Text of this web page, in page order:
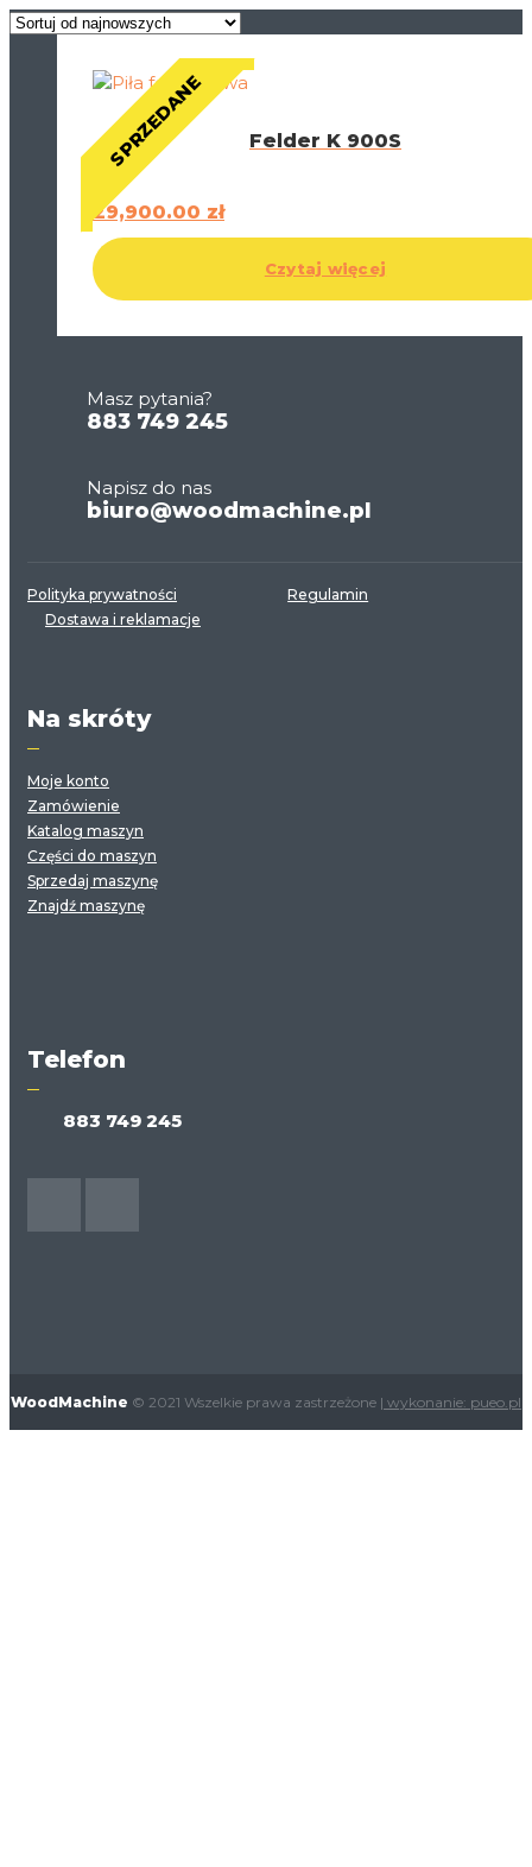
SPRZEDANE Felder K 900S
29,900.00 zł
Czytaj więcej
Masz pytania?
883 749 245
Napisz do nas
biuro@woodmachine.pl
Polityka prywatności
Regulamin
Dostawa i reklamacje
Na skróty
Moje konto
Zamówienie
Katalog maszyn
Części do maszyn
Sprzedaj maszynę
Znajdź maszynę
Telefon
883 749 245
WoodMachine © 2021 Wszelkie prawa zastrzeżone | wykonanie: pueo.pl